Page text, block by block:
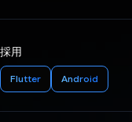
採用
Flutter Android